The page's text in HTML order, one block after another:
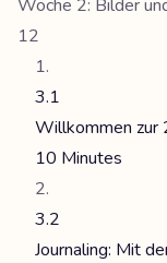
Woche 2: Bilder
12
3.1
Willkommen zur
10 Minutes
3.2
Journaling: Mit